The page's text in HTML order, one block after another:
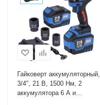
Гайковерт аккумуляторный,
3/4", 21 В, 1500 Нм, 2
аккумулятора 6 A и